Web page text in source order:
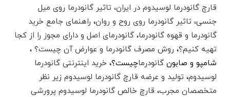
قارچ گانودرما لوسیدوم در ایران، تاثیر گانودرما روی میل
جنسی،‌ تاثیر گانودرما روی روح و روان،‌ راهنمای جامع خرید
گانودرما و قهوه گانودرما، گانودرمای اصل و دارای مجوز را از کجا
تهیه کنیم؟، روش مصرف گانودرما و عوارض آن چیست؟،
شامپو و صابون گانودرماچیست؟، خرید اینترنتی گانودرما
لوسیدوم، تولید و عرضه قارچ گانودرما لوسیدوم زیر نظر
متخصصان مجرب،‌ قارچ خالص گانودرما لوسیدوم پرورشی